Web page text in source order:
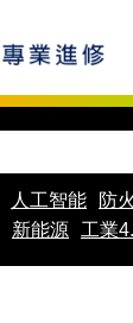
人工智能
防
新能源 工業